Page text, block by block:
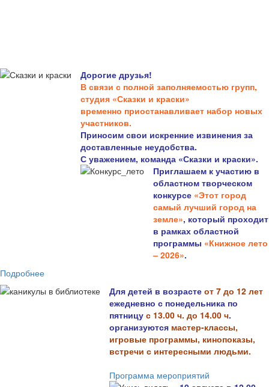
Дорогие друзья!
В связи с полной заполняемостью групп,
студия «Сказки и краски»
временно приостанавливает набор новых
участников.
Приносим свои искренние извинения за
доставленные неудобства.
С уважением, команда «Сказки и краски».
Приглашаем к участию в
областном творческом
конкурсе «Этот город
самый лучший город на
земле», который проходит
в рамках областной
программы «Книжное лето
– 2026».
Подробнее
Для детей в возрасте от 7 до 12 лет
ежедневно с понедельника по
пятницу с 13.00 ч. до 14.00 ч.
организуются мастер-классы,
игровые программы, кинопоказы,
встречи с интересными людьми.
Программа мероприятий